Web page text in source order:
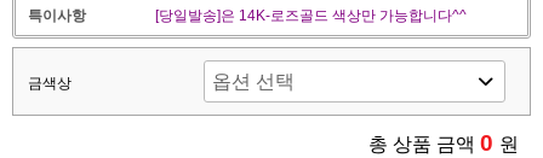
특이사항
[당일발송]은 14K-로즈골드 색상만 가능합니다^^
금색상
총 상품 금액 0 원